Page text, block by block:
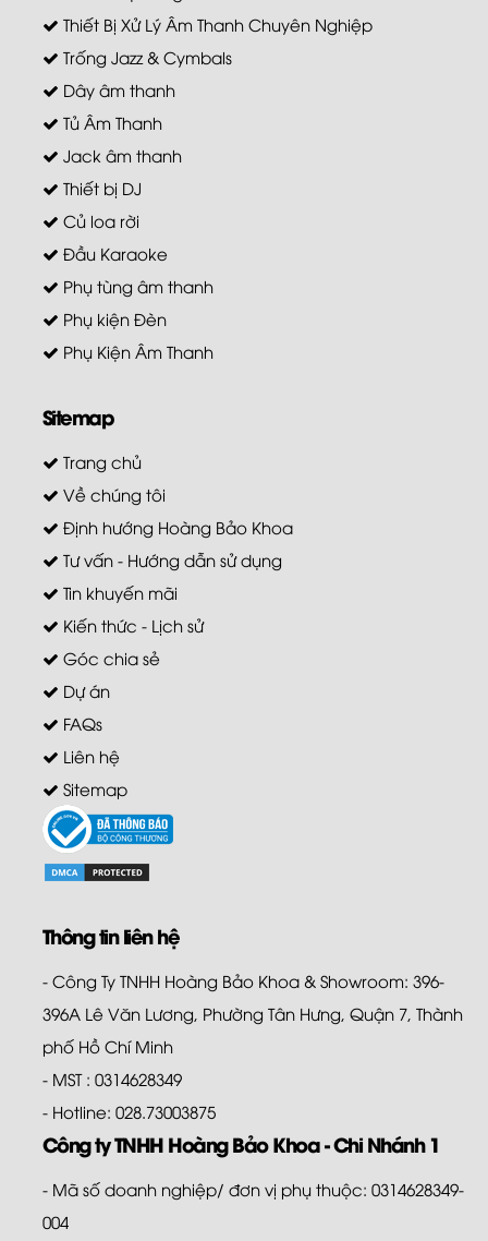
Thiết Bị Xử Lý Âm Thanh Chuyên Nghiệp
Trống Jazz & Cymbals
Dây âm thanh
Tủ Âm Thanh
Jack âm thanh
Thiết bị DJ
Củ loa rời
Đầu Karaoke
Phụ tùng âm thanh
Phụ kiện Đèn
Phụ Kiện Âm Thanh
Sitemap
Trang chủ
Về chúng tôi
Định hướng Hoàng Bảo Khoa
Tư vấn - Hướng dẫn sử dụng
Tin khuyến mãi
Kiến thức - Lịch sử
Góc chia sẻ
Dự án
FAQs
Liên hệ
Sitemap
Thông tin liên hệ
- Công Ty TNHH Hoàng Bảo Khoa & Showroom: 396-
396A Lê Văn Lương, Phường Tân Hưng, Quận 7, Thành
phố Hồ Chí Minh
- MST : 0314628349
- Hotline: 028.73003875
Công ty TNHH Hoàng Bảo Khoa - Chi Nhánh 1
- Mã số doanh nghiệp/ đơn vị phụ thuộc: 0314628349-
004